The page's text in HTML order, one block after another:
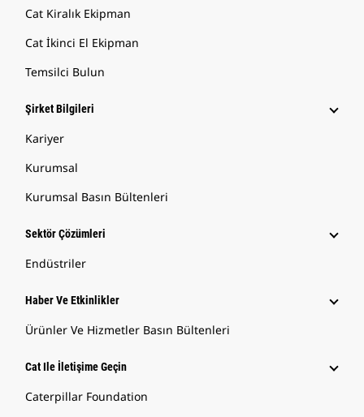
Cat Kiralık Ekipman
Cat İkinci El Ekipman
Temsilci Bulun
Şirket Bilgileri
Kariyer
Kurumsal
Kurumsal Basın Bültenleri
Sektör Çözümleri
Endüstriler
Haber Ve Etkinlikler
Ürünler Ve Hizmetler Basın Bültenleri
Cat Ile İletişime Geçin
Caterpillar Foundation